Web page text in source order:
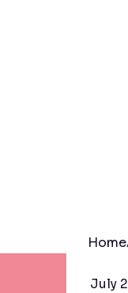
Home
July